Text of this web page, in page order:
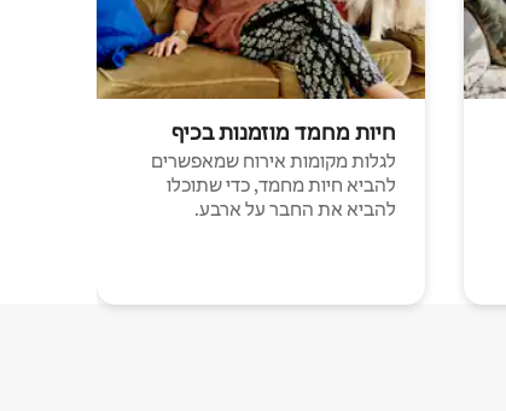
חיות מחמד מוזמנות בכיף
לגלות מקומות אירוח שמאפשרים
להביא חיות מחמד, כדי שתוכלו
להביא את החבר על ארבע.